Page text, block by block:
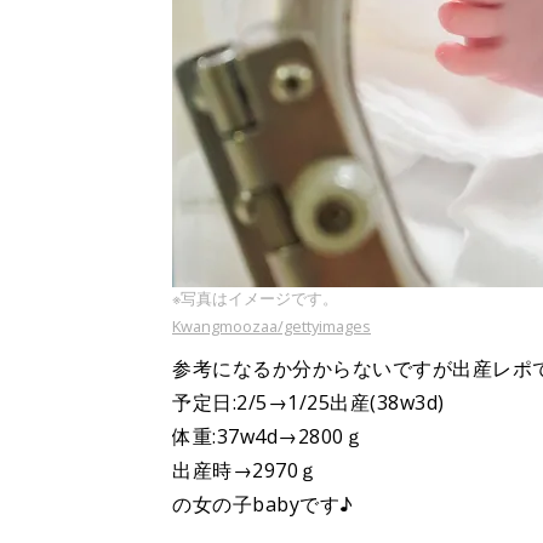
※写真はイメージです。
Kwangmoozaa/gettyimages
参考になるか分からないですが出産レポ
予定日:2/5→1/25出産(38w3d)
体重:37w4d→2800ｇ
出産時→2970ｇ
の女の子babyです♪